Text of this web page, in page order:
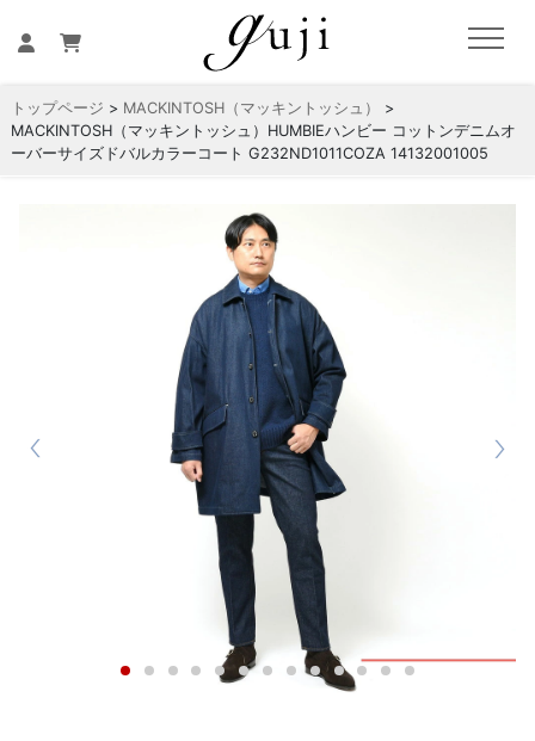
トップページ > MACKINTOSH（マッキントッシュ）
>
MACKINTOSH（マッキントッシュ）HUMBIEハンビー コットンデニムオ
ーバーサイズドバルカラーコート G232ND1011COZA 14132001005